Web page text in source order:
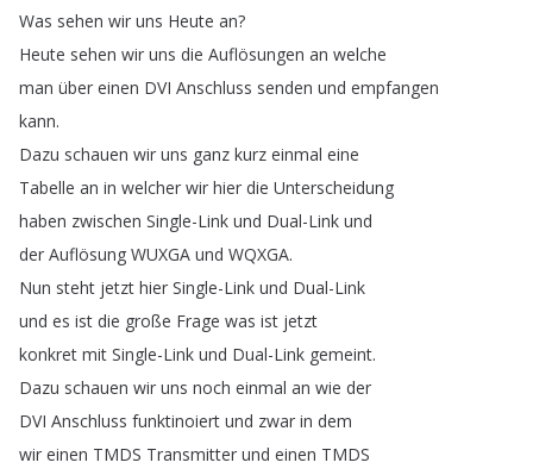
Was sehen wir uns Heute an?
Heute sehen wir uns die Auflösungen an welche
man über einen DVI Anschluss senden und empfangen
kann.
Dazu schauen wir uns ganz kurz einmal eine
Tabelle an in welcher wir hier die Unterscheidung
haben zwischen Single-Link und Dual-Link und
der Auflösung WUXGA und WQXGA.
Nun steht jetzt hier Single-Link und Dual-Link
und es ist die große Frage was ist jetzt
konkret mit Single-Link und Dual-Link gemeint.
Dazu schauen wir uns noch einmal an wie der
DVI Anschluss funktinoiert und zwar in dem
wir einen TMDS Transmitter und einen TMDS